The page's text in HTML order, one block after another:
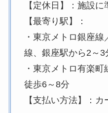
【定休日】：施設に
【最寄り駅】：
・東京メトロ銀座
線、銀座駅から2～3
・東京メトロ有楽
徒歩6～8分
【支払い方法】：